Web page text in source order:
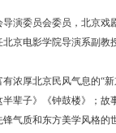
委员会委员，北京戏
京电影学院导演系副教
浓厚北京民风气息的“
辈子》《钟鼓楼》；
气质和东方美学风格